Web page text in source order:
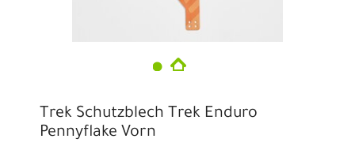
Trek Schutzblech Trek Enduro
Pennyflake Vorn